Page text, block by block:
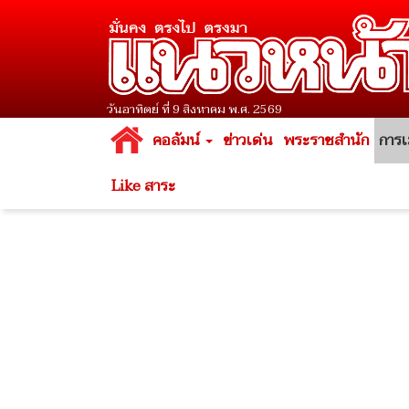
วันอาทิตย์ ที่ 9 สิงหาคม พ.ศ. 2569
คอลัมน์ ข่าวเด่น พระราชสำนัก การ
Like สาระ